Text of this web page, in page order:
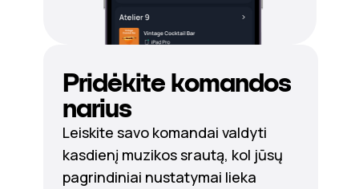
Pridėkite komandos
narius
Leiskite savo komandai valdyti
kasdienį muzikos srautą, kol jūsų
pagrindiniai nustatymai lieka